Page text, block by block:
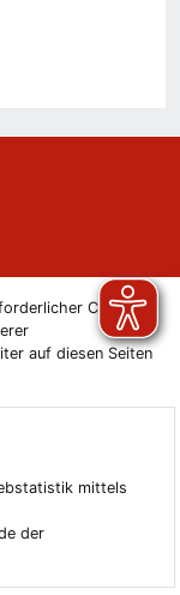
Cookies
auf diesen Seiten
mittels
der